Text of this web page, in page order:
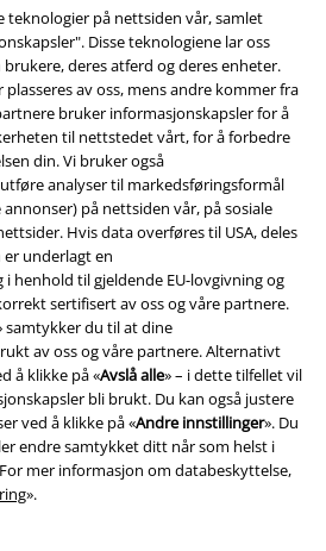
teknologier på nettsiden vår, samlet
Disse teknologiene lar oss
deres atferd og deres enheter.
av oss, mens andre kommer fra
bruker informasjonskapsler for å
til nettstedet vårt, for å forbedre
din. Vi bruker også
analyser til markedsføringsformål
på nettsiden vår, på sosiale
Hvis data overføres til USA, deles
underlagt en
henhold til gjeldende EU-lovgivning og
sertifisert av oss og våre partnere.
samtykker du til at dine
av oss og våre partnere. Alternativt
å klikke på «Avslå alle» – i dette tilfellet vil
bli brukt. Du kan også justere
ved å klikke på «Andre innstillinger». Du
endre samtykket ditt når som helst i
mer informasjon om databeskyttelse,
».
EMP App
nye app helt gratis og ta del i alle de nye
og fordelene!
Group Company